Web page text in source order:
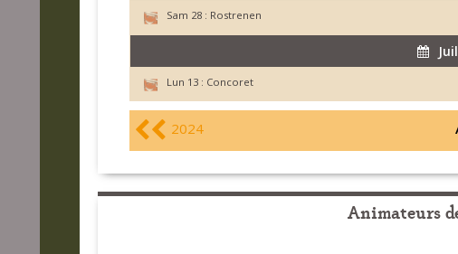
Sam 28 : Rostrenen
Lun 13 : Concoret
2024
Animateurs